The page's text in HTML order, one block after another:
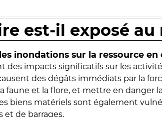
est-il exposé
inondations sur la ressource en
des impacts significatifs sur les
des dégâts immédiats par la
faune et la flore, et mettre en danger
biens matériels sont également
et de barrages.